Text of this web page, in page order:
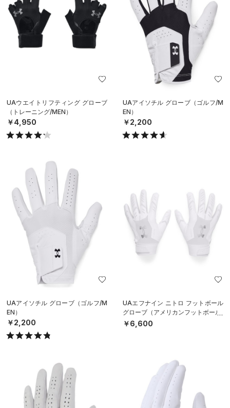
UAウエイトリフティング グローブ
（トレーニング/MEN）
￥4,950
UAアイソチル グローブ（ゴルフ/M
EN）
￥2,200
UAアイソチル グローブ（ゴルフ/M
EN）
￥2,200
UAエフナイン ニトロ フットボール
グローブ（アメリカンフットボール/
MEN）
￥6,600